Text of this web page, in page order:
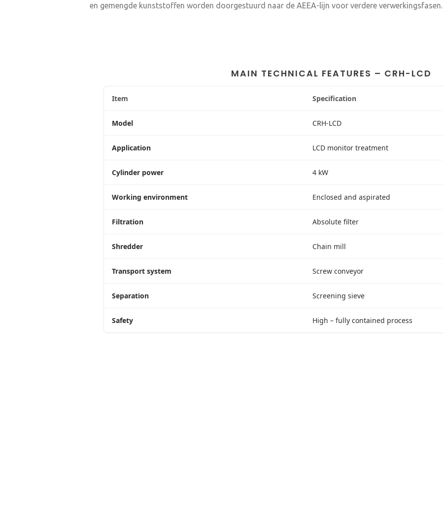
en gemengde kunststoffen worden doorgestuurd naar de AEEA-lijn voor verdere verwerkingsfasen.
MAIN TECHNICAL FEATURES – CRH-LCD
Item Specification
Model CRH-LCD
Application LCD monitor treatment
Cylinder power 4 kW
Working environment Enclosed and aspirated
Filtration Absolute filter
Shredder Chain mill
Transport system Screw conveyor
Separation Screening sieve
Safety High – fully contained process